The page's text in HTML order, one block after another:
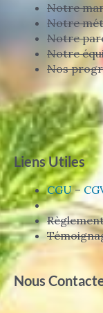
Notre
Notre
Notre
Notre
Nos
Liens Utiles
CGU–
Nous